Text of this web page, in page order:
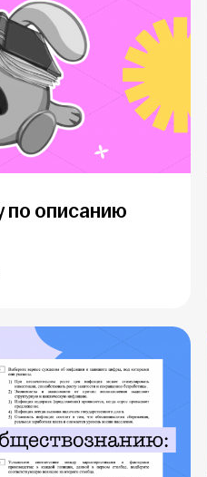
по описанию